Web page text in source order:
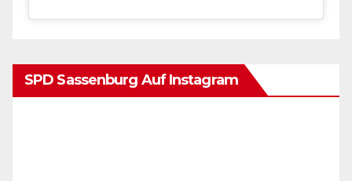
SPD Sassenburg Auf Instagram